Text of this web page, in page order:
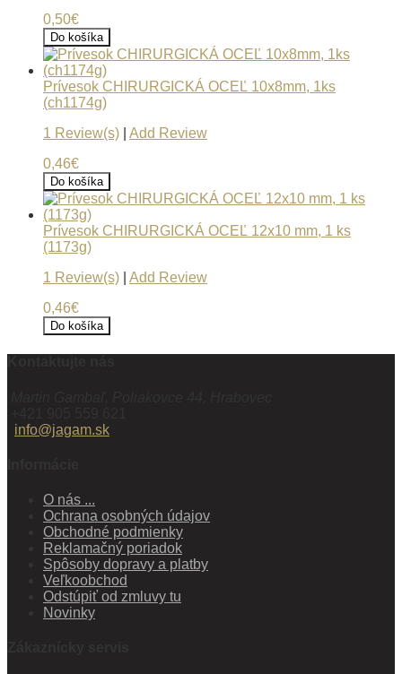
0,50€
Do košíka
Prívesok CHIRURGICKÁ OCEĽ 10x8mm, 1ks
(ch1174g)
1 Review(s)
Add Review
0,46€
Do košíka
Prívesok CHIRURGICKÁ OCEĽ 12x10 mm, 1 ks
(1173g)
1 Review(s)
Add Review
0,46€
Do košíka
info@jagam.sk
O nás ...
Ochrana osobných údajov
Obchodné podmienky
Reklamačný poriadok
Spôsoby dopravy a platby
Veľkoobchod
Odstúpiť od zmluvy tu
Novinky